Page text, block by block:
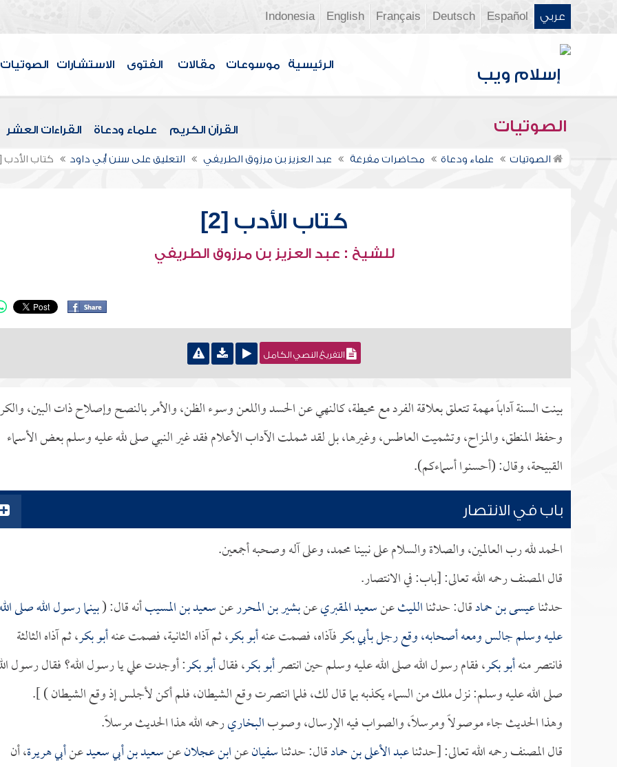
عربي Español
Deutsch
Français
English
Indonesia
الرئيسية موسوعات مقالات الفتوى الاستشارات الصوتيات
الصوتيات القرآن الكريم علماء ودعاة القراءات العشر
الصوتيات علماء ودعاة محاضرات مفرغة عبد العزيز بن مرزوق الطريفي التعليق على سنن أبي داود كتاب الأدب
كتاب الأدب [2]
للشيخ : عبد العزيز بن مرزوق الطريفي
التفريغ النصي الكامل
بينت السنة آداباً مهمة تتعلق بعلاقة الفرد مع محيطة، كالنهي عن الحسد واللعن وسوء الظن، والأمر بالنصح وإصلاح ذات البين،
وحفظ المنطق، والمزاح، وتشميت العاطس، وغيرها، بل لقد شملت الآداب الأعلام فقد غير النبي صلى لله عليه وسلم بعض الأسماء
القبيحة، وقال: (أحسنوا أسماءكم).
باب في الانتصار
الحمد لله رب العالمين، والصلاة والسلام على نبينا محمد، وعلى آله وصحبه أجمعين.
قال المصنف رحمه الله تعالى: [باب: في الانتصار.
حدثناعيسى بن حمادقال: حدثناالليثعنسعيد المقبريعنبشير بن المحررعنسعيد بن المسيبأنه قال: (بينما رسول الله صلى
عليه وسلم جالس ومعه أصحابه، وقع رجل بـأبي بكرفآذاه، فصمت عنهأبو بكر، ثم آذاه الثانية، فصمت عنهأبو بكر، ثم آذاه الثالثة
فانتصر منهأبو بكر، فقام رسول الله صلى الله عليه وسلم حين انتصرأبو بكر، فقالأبو بكر: أوجدت علي يا رسول الله؟ فقال رسول
صلى الله عليه وسلم: نزل ملك من السماء يكذبه بما قال لك، فلما انتصرت وقع الشيطان، فلم أكن لأجلس إذ وقع الشيطان ) ].
وهذا الحديث جاء موصولاً ومرسلاً، والصواب فيه الإرسال، وصوبالبخاريرحمه الله هذا الحديث مرسلاً.
قال المصنف رحمه الله تعالى: [حدثناعبد الأعلى بن حمادقال: حدثناسفيانعنابن عجلانعنسعيد بن أبي سعيدعنأبي هريرة، أن